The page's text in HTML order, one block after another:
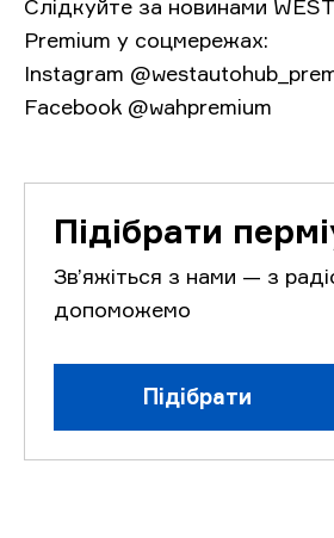
Слідкуйте за новинами
Premium у соцмережах:
Instagram
Facebook @wahpremium
Підібрати
Зв’яжіться з нами — з
допоможемо
Підібрати